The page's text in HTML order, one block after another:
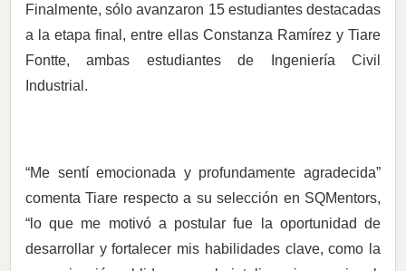
Finalmente, sólo avanzaron 15 estudiantes destacadas
a la etapa final, entre ellas Constanza Ramírez y Tiare
Fontte, ambas estudiantes de Ingeniería Civil
Industrial.
“Me sentí emocionada y profundamente agradecida”
comenta Tiare respecto a su selección en SQMentors,
“lo que me motivó a postular fue la oportunidad de
desarrollar y fortalecer mis habilidades clave, como la